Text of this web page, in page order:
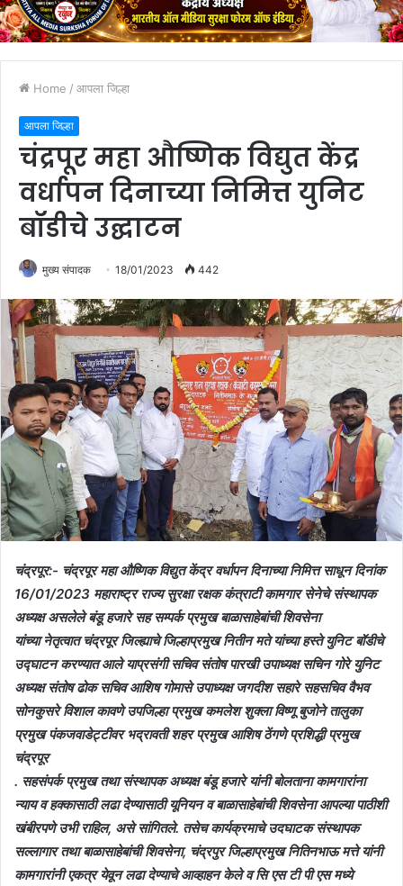
Home / आपला जिल्हा
आपला जिल्हा
चंद्रपूर महा औष्णिक विद्युत केंद्र
वर्धापन दिनाच्या निमित्त युनिट
बॉडीचे उद्घाटन
मुख्य संपादक 18/01/2023 442
चंद्रपूर:- चंद्रपूर महा औष्णिक विद्युत केंद्र वर्धापन दिनाच्या निमित्त साधून दिनांक
16/01/2023 महाराष्ट्र राज्य सुरक्षा रक्षक कंत्राटी कामगार सेनेचे संस्थापक
अध्यक्ष असलेले बंडू हजारे सह सम्पर्क प्रमुख बाळासाहेबांची शिवसेना
यांच्या नेतृत्वात चंद्रपूर जिल्ह्याचे जिल्हाप्रमुख नितीन मते यांच्या हस्ते युनिट बॉडीचे
उद्घाटन करण्यात आले याप्रसंगी सचिव संतोष पारखी उपाध्यक्ष सचिन गोरे युनिट
अध्यक्ष संतोष ढोक सचिव आशिष गोमासे उपाध्यक्ष जगदीश सहारे सहसचिव वैभव
सोनकुसरे विशाल कावणे उपजिल्हा प्रमुख कमलेश शुक्ला विष्णू बुजोने तालुका
प्रमुख पंकजवाडेट्टीवर भद्रावती शहर प्रमुख आशिष ठेंगणे प्रशिद्धी प्रमुख
चंद्रपूर
. सहसंपर्क प्रमुख तथा संस्थापक अध्यक्ष बंडू हजारे यांनी बोलताना कामगारांना
न्याय व हक्कासाठी लढा देण्यासाठी यूनियन व बाळासाहेबांची शिवसेना आपल्या पाठीशी
खंबीरपणे उभी राहिल, असे सांगितले. तसेच कार्यक्रमाचे उदघाटक संस्थापक
सल्लागार तथा बाळासाहेबांची शिवसेना, चंद्रपुर जिल्हाप्रमुख नितिनभाऊ मत्ते यांनी
कामगारांनी एकत्र येवून लढा देण्याचे आव्हाहन केले व सि एस टी पी एस मध्ये